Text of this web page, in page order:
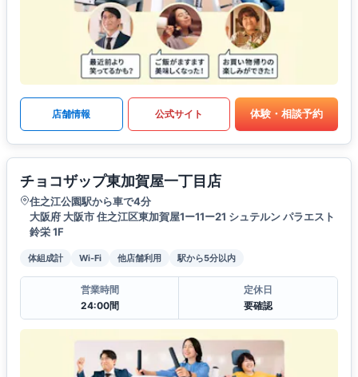
店舗情報 公式サイト 体験・相談予約
チョコザップ東加賀屋一丁目店
住之江公園駅から車で4分
大阪府 大阪市 住之江区東加賀屋1ー11ー21 シュテルン パラエスト
鈴栄 1F
体組成計 Wi-Fi 他店舗利用 駅から5分以内
営業時間
24:00間
定休日
要確認